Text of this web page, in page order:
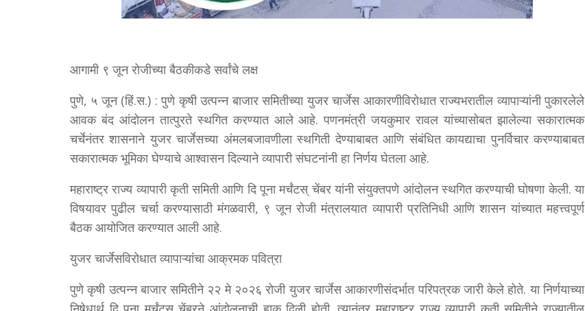
आगामी ९ जून रोजीच्या बैठकीकडे सर्वांचे लक्ष
पुणे, ५ जून (हिं.स.) : पुणे कृषी उत्पन्न बाजार समितीच्या युजर चार्जेस आकारणीविरोधात राज्यभरातील व्यापाऱ्यांनी पुकारलेले
आवक बंद आंदोलन तात्पुरते स्थगित करण्यात आले आहे. पणनमंत्री जयकुमार रावल यांच्यासोबत झालेल्या सकारात्मक
चर्चेनंतर शासनाने युजर चार्जेसच्या अंमलबजावणीला स्थगिती देण्याबाबत आणि संबंधित कायद्याचा पुनर्विचार करण्याबाबत
सकारात्मक भूमिका घेण्याचे आश्वासन दिल्याने व्यापारी संघटनांनी हा निर्णय घेतला आहे.
महाराष्ट्र राज्य व्यापारी कृती समिती आणि दि पूना मर्चंटस् चेंबर यांनी संयुक्तपणे आंदोलन स्थगित करण्याची घोषणा केली. या
विषयावर पुढील चर्चा करण्यासाठी मंगळवारी, ९ जून रोजी मंत्रालयात व्यापारी प्रतिनिधी आणि शासन यांच्यात महत्त्वपूर्ण
बैठक आयोजित करण्यात आली आहे.
युजर चार्जेसविरोधात व्यापाऱ्यांचा आक्रमक पवित्रा
पुणे कृषी उत्पन्न बाजार समितीने २२ मे २०२६ रोजी युजर चार्जेस आकारणीसंदर्भात परिपत्रक जारी केले होते. या निर्णयाच्या